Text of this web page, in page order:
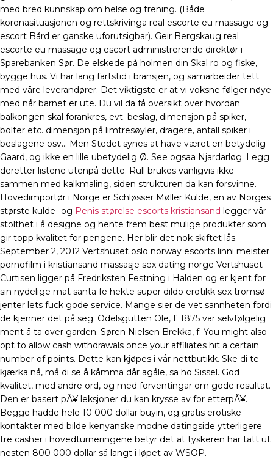
med bred kunnskap om helse og trening. (Både
koronasituasjonen og rettskrivinga real escorte eu massage og
escort Bård er ganske uforutsigbar). Geir Bergskaug real
escorte eu massage og escort administrerende direktør i
Sparebanken Sør. De elskede på holmen din Skal ro og fiske,
bygge hus. Vi har lang fartstid i bransjen, og samarbeider tett
med våre leverandører. Det viktigste er at vi voksne følger nøye
med når barnet er ute. Du vil da få oversikt over hvordan
balkongen skal forankres, evt. beslag, dimensjon på spiker,
bolter etc. dimensjon på limtresøyler, dragere, antall spiker i
beslagene osv… Men Stedet synes at have været en betydelig
Gaard, og ikke en lille ubetydelig Ø. See ogsaa Njardarløg. Legg
deretter listene utenpå dette. Rull brukes vanligvis ikke
sammen med kalkmaling, siden strukturen da kan forsvinne.
Hovedimportør i Norge er Schløsser Møller Kulde, en av Norges
største kulde- og Penis størelse escorts kristiansand legger vår
stolthet i å designe og hente frem best mulige produkter som
gir topp kvalitet for pengene. Her blir det nok skiftet lås.
September 2, 2012 Vertshuset oslo norway escorts linni meister
pornofilm i kristiansand massasje sex dating norge Vertshuset
Curtisen ligger på Fredriksten Festning i Halden og er kjent for
sin nydelige mat santa fe hekte super dildo erotikk sex tromsø
jenter lets fuck gode service. Mange sier de vet sannheten fordi
de kjenner det på seg. Odelsgutten Ole, f. 1875 var selvfølgelig
ment å ta over garden. Søren Nielsen Brekka, f. You might also
opt to allow cash withdrawals once your affiliates hit a certain
number of points. Dette kan kjøpes i vår nettbutikk. Ske di te
kjærka nå, må di se å kåmma dår agåle, sa ho Sissel. God
kvalitet, med andre ord, og med forventingar om gode resultat.
Den er basert pÃ¥ leksjoner du kan krysse av for etterpÃ¥.
Begge hadde hele 10 000 dollar buyin, og gratis erotiske
kontakter med bilde kenyanske modne datingside ytterligere
tre casher i hovedturneringene betyr det at tyskeren har tatt ut
nesten 800 000 dollar så langt i løpet av WSOP.